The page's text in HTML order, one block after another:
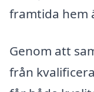
framtida hem
Genom att
från